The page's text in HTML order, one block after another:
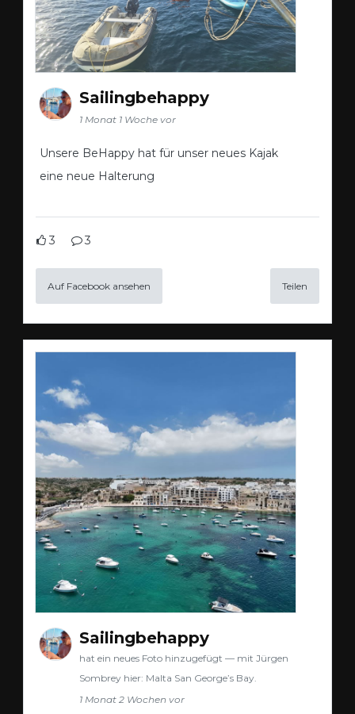
Sailingbehappy
1 Monat 1 Woche vor
Unsere BeHappy hat für unser neues Kajak
eine neue Halterung
3 3
Auf Facebook ansehen Teilen
Sailingbehappy
hat ein neues Foto hinzugefügt — mit Jürgen
Sombrey hier: Malta San George’s Bay.
1 Monat 2 Wochen vor